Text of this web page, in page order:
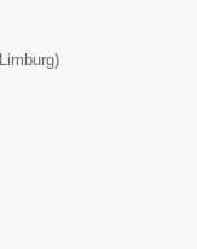
Limburg)